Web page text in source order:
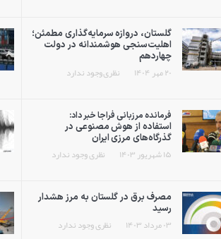
گلستان، دروازه سرمایه‌گذاری مطمئن؛
اهلیت‌سنجی هوشمندانه در دولت
چهاردهم
۲۰ مهر ۱۴۰۴ نظری وجود ندارد
فرمانده مرزبانی فراجا خبر داد:
استفاده از هوش مصنوعی در
گذرگاه‌های مرزی ایران
۱۵ شهریور ۱۴۰۳ نظری وجود ندارد
مصرف برق در گلستان به مرز هشدار
رسید
۰۳ مرداد ۱۴۰۳ نظری وجود ندارد